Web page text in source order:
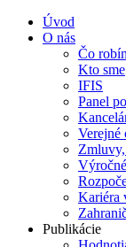
Úvod
O nás
Čo
Kto sme
IFIS
Panel
Verejné
Kariéra
Publikácie